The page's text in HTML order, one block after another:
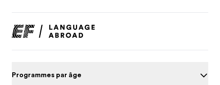
Programmes par âge